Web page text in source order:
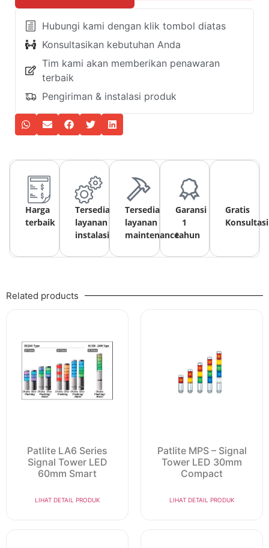
Hubungi kami dengan klik tombol diatas
Konsultasikan kebutuhan Anda
Tim kami akan memberikan penawaran
terbaik
Pengiriman & instalasi produk
Harga
terbaik
Tersedia
layanan
instalasi
Tersedia
layanan
maintenance
Garansi
1
tahun
Gratis
Konsultasi
Related products
Patlite LA6 Series
Signal Tower LED
60mm Smart
LIHAT DETAIL PRODUK
Patlite MPS – Signal
Tower LED 30mm
Compact
LIHAT DETAIL PRODUK